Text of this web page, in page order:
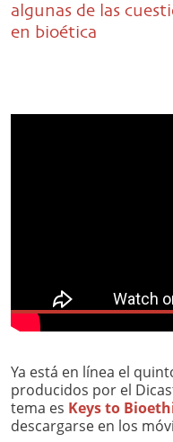
algunas de las
en bioética
Ya está en línea el
producidos por el
tema es Keys to
descargarse en los